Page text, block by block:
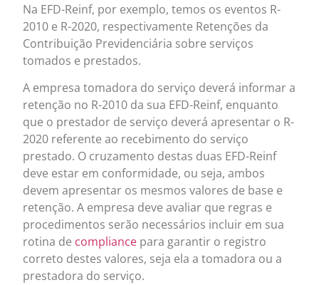
Na EFD-Reinf, por exemplo, temos os eventos R-
2010 e R-2020, respectivamente Retenções da
Contribuição Previdenciária sobre serviços
tomados e prestados.
A empresa tomadora do serviço deverá informar a
retenção no R-2010 da sua EFD-Reinf, enquanto
que o prestador de serviço deverá apresentar o R-
2020 referente ao recebimento do serviço
prestado. O cruzamento destas duas EFD-Reinf
deve estar em conformidade, ou seja, ambos
devem apresentar os mesmos valores de base e
retenção. A empresa deve avaliar que regras e
procedimentos serão necessários incluir em sua
rotina de compliance para garantir o registro
correto destes valores, seja ela a tomadora ou a
prestadora do serviço.